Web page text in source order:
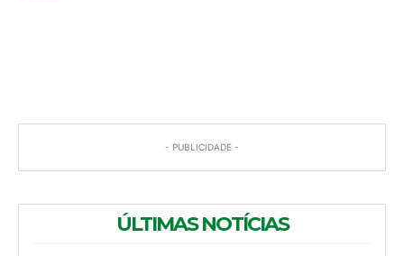
- PUBLICIDADE -
ÚLTIMAS NOTÍCIAS